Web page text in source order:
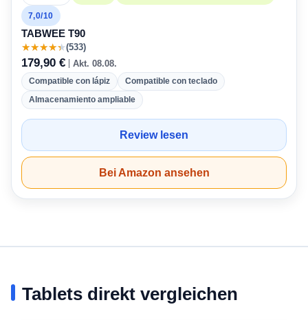
7,0/10
TABWEE T90
★★★★★(533)
179,90 € Akt. 08.08.
Compatible con lápiz Compatible con teclado
Almacenamiento ampliable
Review lesen
Bei Amazon ansehen
Tablets direkt vergleichen